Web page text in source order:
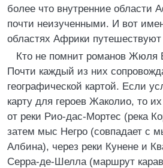
более что внутренние области
почти неизученными. И вот
областях Африки путешествуют
Кто не помнит романов Жюля
Почти каждый из них
географической картой. Если
карту для героев Жаколио, то
от реки Рио-дас-Мортес (река
затем мыс Негро (совпадает с
Албина), через реки Кунене и
Серра-де-Шелла (маршрут